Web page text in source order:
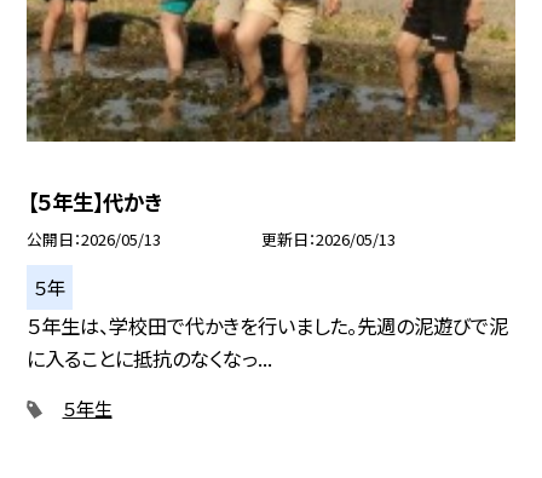
【５年生】代かき
公開日 2026/05/13 更新日 2026/05/13
５年
５年生は、学校田で代かきを行いました。先週の泥遊びで泥
に入ることに抵抗のなくなっ...
５年生